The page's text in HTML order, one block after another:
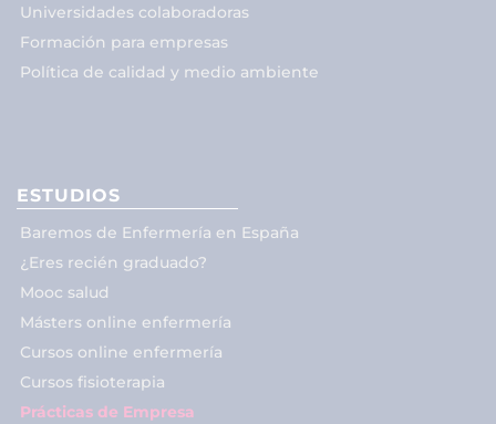
Universidades colaboradoras
Formación para empresas
Política de calidad y medio ambiente
ESTUDIOS
Baremos de Enfermería en España
¿Eres recién graduado?
Mooc salud
Másters online enfermería
Cursos online enfermería
Cursos fisioterapia
Prácticas de Empresa